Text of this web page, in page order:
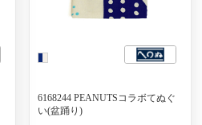
6168244 PEANUTSコラボてぬぐ
い(盆踊り)